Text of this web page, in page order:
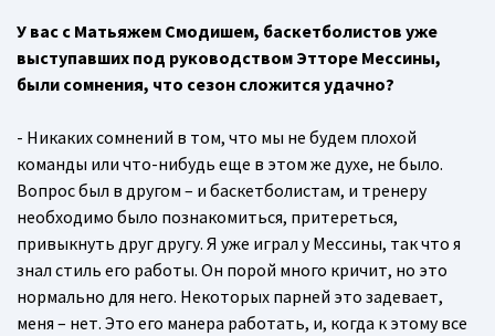
У вас с Матьяжем Смодишем, баскетболистов уже
выступавших под руководством Этторе Мессины,
были сомнения, что сезон сложится удачно?
- Никаких сомнений в том, что мы не будем плохой
команды или что-нибудь еще в этом же духе, не было.
Вопрос был в другом – и баскетболистам, и тренеру
необходимо было познакомиться, притереться,
привыкнуть друг другу. Я уже играл у Мессины, так что я
знал стиль его работы. Он порой много кричит, но это
нормально для него. Некоторых парней это задевает,
меня – нет. Это его манера работать, и, когда к этому все